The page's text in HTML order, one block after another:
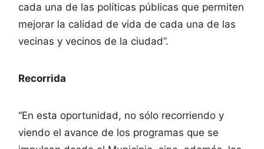
cada una de las políticas públicas que permiten
mejorar la calidad de vida de cada una de las
vecinas y vecinos de la ciudad”.
Recorrida
“En esta oportunidad, no sólo recorriendo y
viendo el avance de los programas que se